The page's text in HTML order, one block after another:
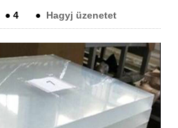
●4 ● Hagyj üzenetet